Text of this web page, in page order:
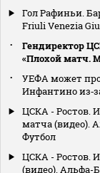
Гол Рафиньи.
Friuli Venezia
Гендиректор
«Плохой матч.
УЕФА может
Инфантино
ЦСКА - Ростов.
матча (видео).
Футбол
ЦСКА - Ростов.
(видео). Альфа-